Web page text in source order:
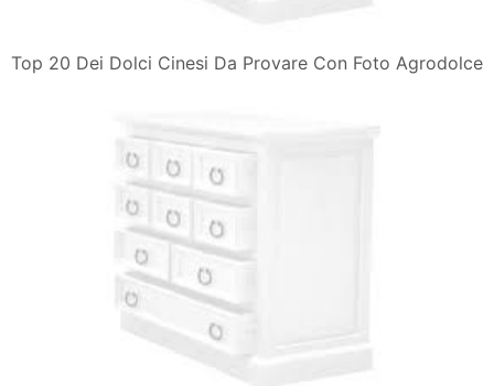
Top 20 Dei Dolci Cinesi Da Provare Con Foto Agrodolce